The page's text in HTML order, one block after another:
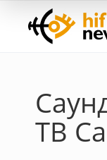
ТВ